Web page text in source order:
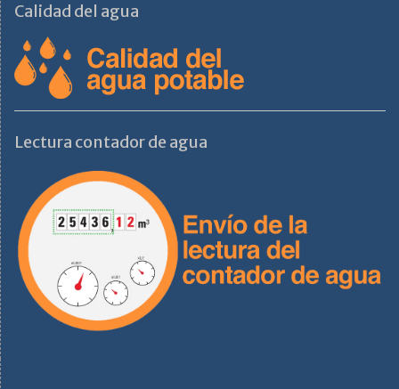
Calidad del agua
Lectura contador de agua